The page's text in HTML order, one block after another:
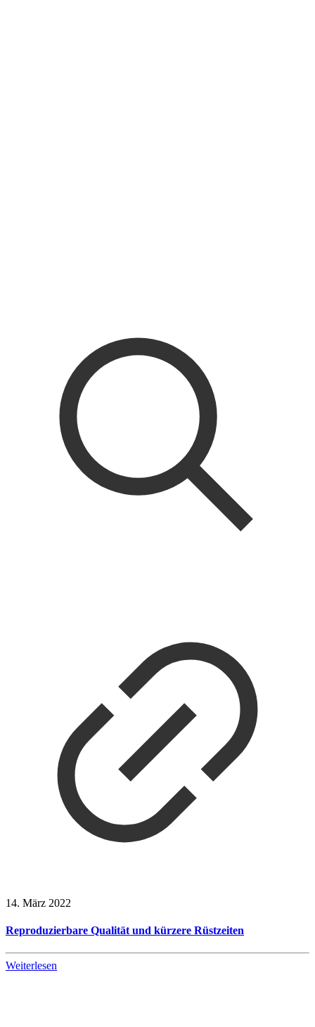
14. März 2022
Reproduzierbare Qualität und kürzere Rüstzeiten
Weiterlesen